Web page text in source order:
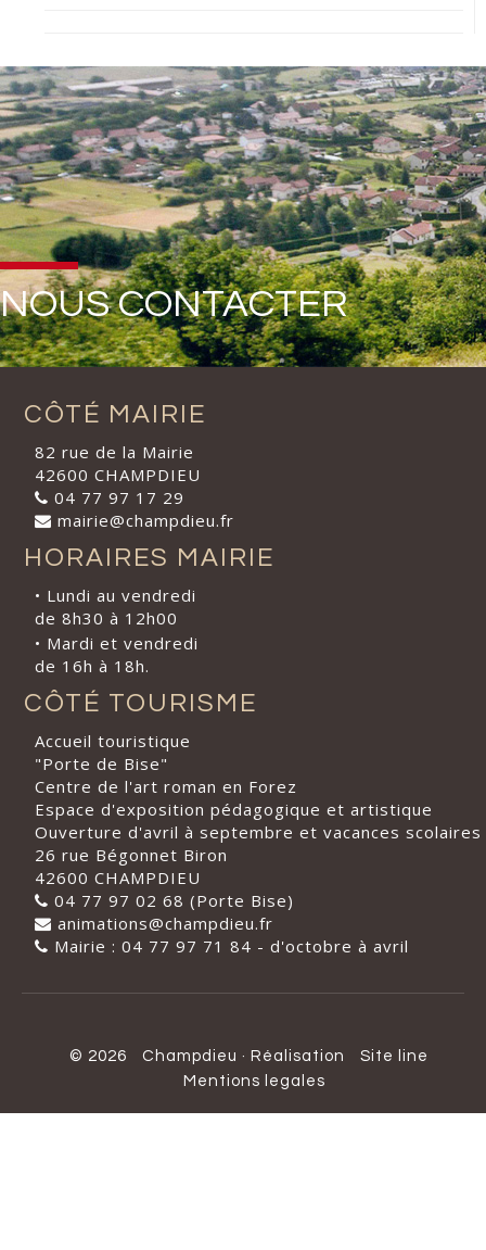
NOUS CONTACTER
CÔTÉ MAIRIE
82 rue de la Mairie
42600 CHAMPDIEU
04 77 97 17 29
mairie@champdieu.fr
HORAIRES MAIRIE
• Lundi au vendredi
de 8h30 à 12h00
• Mardi et vendredi
de 16h à 18h.
CÔTÉ TOURISME
Accueil touristique
"Porte de Bise"
Centre de l'art roman en Forez
Espace d'exposition pédagogique et artistique
Ouverture d'avril à septembre et vacances scolaires
26 rue Bégonnet Biron
42600 CHAMPDIEU
04 77 97 02 68 (Porte Bise)
animations@champdieu.fr
Mairie : 04 77 97 71 84 - d'octobre à avril
© 2026 Champdieu · Réalisation
Site line
Mentions legales